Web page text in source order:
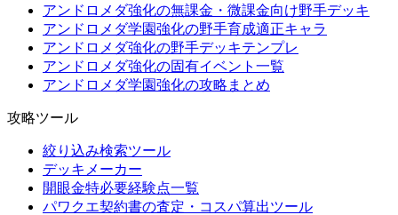
アンドロメダ強化の無課金・微課金向け野手デッキ
アンドロメダ学園強化の野手育成適正キャラ
アンドロメダ強化の野手デッキテンプレ
アンドロメダ強化の固有イベント一覧
アンドロメダ学園強化の攻略まとめ
攻略ツール
絞り込み検索ツール
デッキメーカー
開眼金特必要経験点一覧
パワクエ契約書の査定・コスパ算出ツール